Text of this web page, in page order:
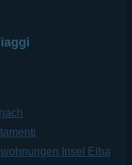
Insel Elba